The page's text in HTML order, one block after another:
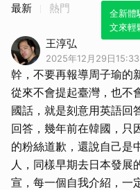
全新體
文來輕
最新 熱門
王淳弘
2025年12月29日15:33
幹，不要再報導周子瑜的
從來不會提起臺灣，也不
國話，就是刻意用英語回
回答，幾年前在韓國，只
的粉絲道歉，還說自己是
人，同樣早期去日本發展
宣，每一個自我介紹，一